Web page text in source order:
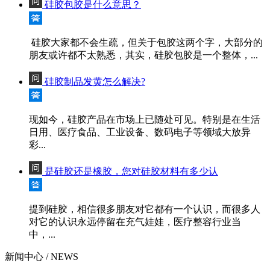
硅胶包胶是什么意思？
硅胶大家都不会生疏，但关于包胶这两个字，大部分的
朋友或许都不太熟悉，其实，硅胶包胶是一个整体，...
硅胶制品发黄怎么解决?
现如今，硅胶产品在市场上已随处可见。特别是在生活
日用、医疗食品、工业设备、数码电子等领域大放异
彩...
是硅胶还是橡胶，您对硅胶材料有多少认
提到硅胶，相信很多朋友对它都有一个认识，而很多人
对它的认识永远停留在充气娃娃，医疗整容行业当
中，...
新闻中心 / NEWS